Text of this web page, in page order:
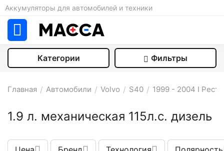
Аккумуляторы для автомобилей и техники
Категории Фильтры
1.9 л. механическая 115л.с. дизель
Главная / Автомобили / Volvo / S40 / 1999 - 2004 I